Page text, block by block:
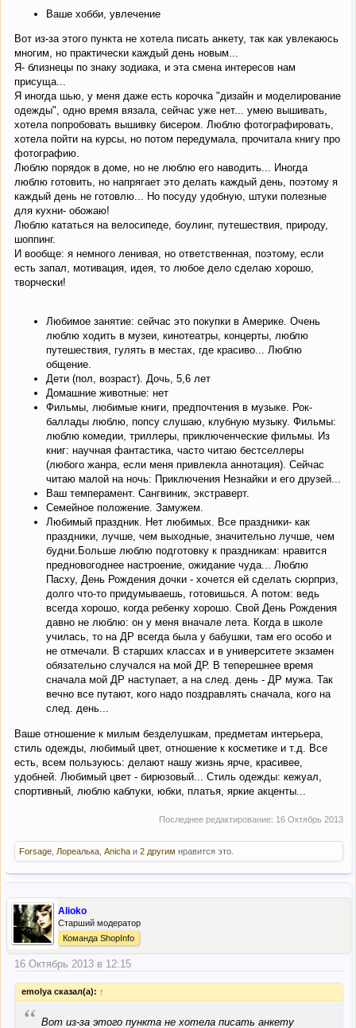
Ваше хобби, увлечение
Вот из-за этого пункта не хотела писать анкету, так как увлекаюсь
многим, но практически каждый день новым...
Я- близнецы по знаку зодиака, и эта смена интересов нам
присуща...
Я иногда шью, у меня даже есть корочка "дизайн и моделирование
одежды", одно время вязала, сейчас уже нет... умею вышивать,
хотела попробовать вышивку бисером. Люблю фотографировать,
хотела пойти на курсы, но потом передумала, прочитала книгу про
фотографию.
Люблю порядок в доме, но не люблю его наводить... Иногда
люблю готовить, но напрягает это делать каждый день, поэтому я
каждый день не готовлю... Но посуду удобную, штуки полезные
для кухни- обожаю!
Люблю кататься на велосипеде, боулинг, путешествия, природу,
шоппинг.
И вообще: я немного ленивая, но ответственная, поэтому, если
есть запал, мотивация, идея, то любое дело сделаю хорошо,
творчески!
Любимое занятие: сейчас это покупки в Америке. Очень
люблю ходить в музеи, кинотеатры, концерты, люблю
путешествия, гулять в местах, где красиво... Люблю
общение.
Дети (пол, возраст). Дочь, 5,6 лет
Домашние животные: нет
Фильмы, любимые книги, предпочтения в музыке. Рок-
баллады люблю, попсу слушаю, клубную музыку. Фильмы:
люблю комедии, триллеры, приключенческие фильмы. Из
книг: научная фантастика, часто читаю бестселлеры
(любого жанра, если меня привлекла аннотация). Сейчас
читаю малой на ночь: Приключения Незнайки и его друзей...
Ваш темперамент. Сангвиник, экстраверт.
Семейное положение. Замужем.
Любимый праздник. Нет любимых. Все праздники- как
праздники, лучше, чем выходные, значительно лучше, чем
будни.Больше люблю подготовку к праздникам: нравится
предновогоднее настроение, ожидание чуда... Люблю
Пасху, День Рождения дочки - хочется ей сделать сюрприз,
долго что-то придумываешь, готовишься. А потом: ведь
всегда хорошо, когда ребенку хорошо. Свой День Рождения
давно не люблю: он у меня вначале лета. Когда в школе
училась, то на ДР всегда была у бабушки, там его особо и
не отмечали. В старших классах и в университете экзамен
обязательно случался на мой ДР. В теперешнее время
сначала мой ДР наступает, а на след. день - ДР мужа. Так
вечно все путают, кого надо поздравлять сначала, кого на
след. день...
Ваше отношение к милым безделушкам, предметам интерьера,
стиль одежды, любимый цвет, отношение к косметике и т.д. Все
есть, всем пользуюсь: делают нашу жизнь ярче, красивее,
удобней. Любимый цвет - бирюзовый... Стиль одежды: кежуал,
спортивный, люблю каблуки, юбки, платья, яркие акценты...
Последнее редактирование: 16 Октябрь 2013
Forsage Лореалька Anicha и 2 другим нравится это.
Alioko
Старший модератор
Команда ShopInfo
16 Октябрь 2013 в 12:15
emolya сказал(а): ↑
“ Вот из-за этого пункта не хотела писать анкету